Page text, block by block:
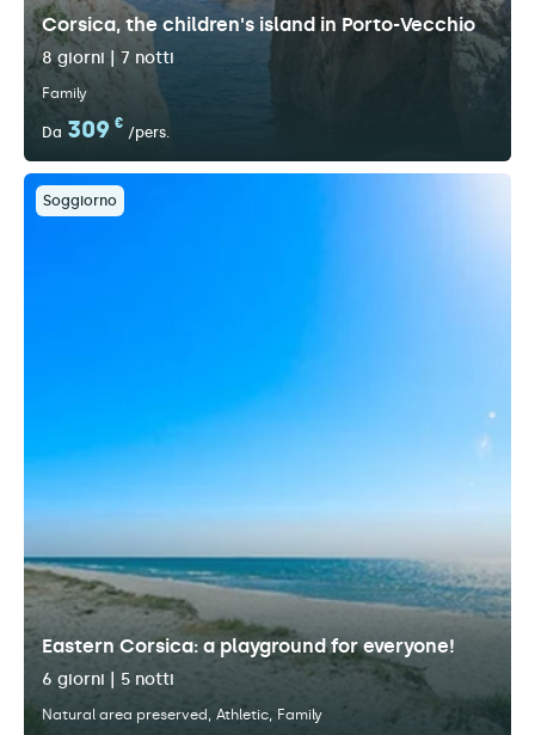
Corsica, the children's island in Porto-Vecchio
8 giorni | 7 notti
Family
Da 309 €
/pers.
Soggiorno
Eastern Corsica: a playground for everyone!
6 giorni | 5 notti
Natural area preserved Athletic Family